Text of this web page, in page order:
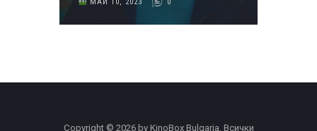
МАЙ 10, 2023 0
Copyright © 2026 by KinoBox Bulgaria. Всички